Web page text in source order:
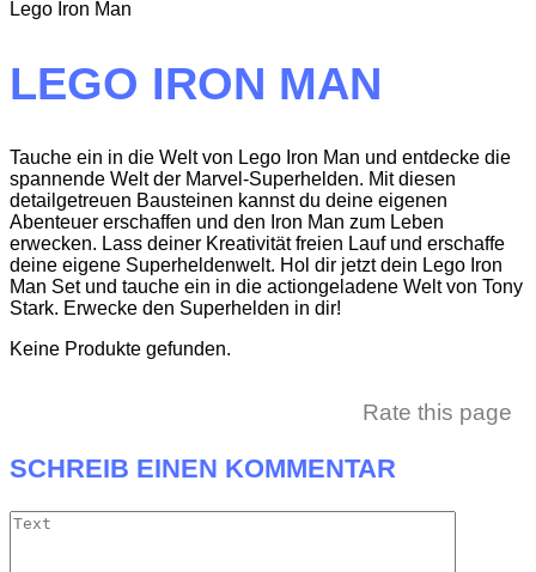
Lego Iron Man
LEGO IRON MAN
Tauche ein in die Welt von Lego Iron Man und entdecke die
spannende Welt der Marvel-Superhelden. Mit diesen
detailgetreuen Bausteinen kannst du deine eigenen
Abenteuer erschaffen und den Iron Man zum Leben
erwecken. Lass deiner Kreativität freien Lauf und erschaffe
deine eigene Superheldenwelt. Hol dir jetzt dein Lego Iron
Man Set und tauche ein in die actiongeladene Welt von Tony
Stark. Erwecke den Superhelden in dir!
Keine Produkte gefunden.
Rate this page
SCHREIB EINEN KOMMENTAR